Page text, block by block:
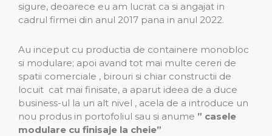
sigure, deoarece eu am lucrat ca si angajat in
cadrul firmei din anul 2017 pana in anul 2022.
Au inceput cu productia de containere monobloc
si modulare; apoi avand tot mai multe cereri de
spatii comerciale , birouri si chiar constructii de
locuit cat mai finisate, a aparut ideea de a duce
business-ul la un alt nivel , acela de a introduce un
nou produs in portofoliul sau si anume ” casele
modulare cu finisaje la cheie”